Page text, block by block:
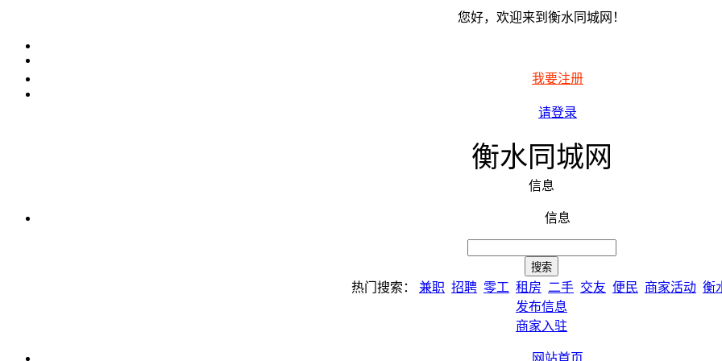
您好，欢迎来到衡水同城网！
我要注册
请登录
衡水同城网
信息
信息
热门搜索： 兼职 招聘 零工 租房 二手 交友 便民 商家活动 衡
发布信息
商家入驻
网站首页